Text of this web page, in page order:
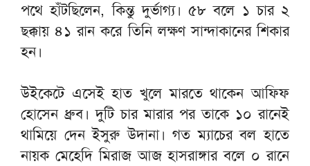
পথে হাঁটছিলেন, কিন্তু দুর্ভাগ্য। ৫৮ বলে ১ চার ২
ছক্কায় ৪১ রান করে তিনি লক্ষণ সান্দাকানের শিকার
হন।
উইকেটে এসেই হাত খুলে মারতে থাকেন আফিফ
হোসেন ধ্রুব। দুটি চার মারার পর তাকে ১০ রানেই
থামিয়ে দেন ইসুরু উদানা। গত ম্যাচের বল হাতে
নায়ক মেহেদি মিরাজ আজ হাসরাঙ্গার বলে ০ রানে